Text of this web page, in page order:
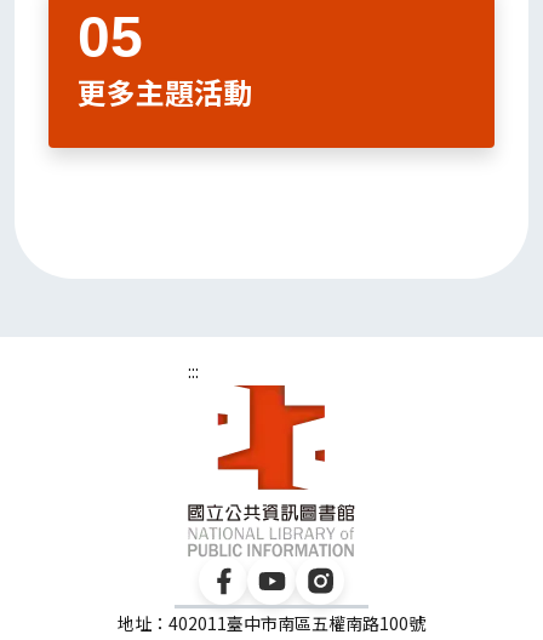
更多主題活動
:::
地址：402011臺中市南區五權南路100號